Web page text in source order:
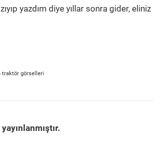
yazdım diye yıllar sonra gider, eliniz
traktör görselleri